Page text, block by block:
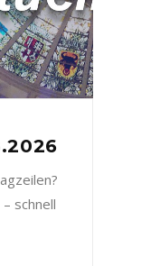
schnell